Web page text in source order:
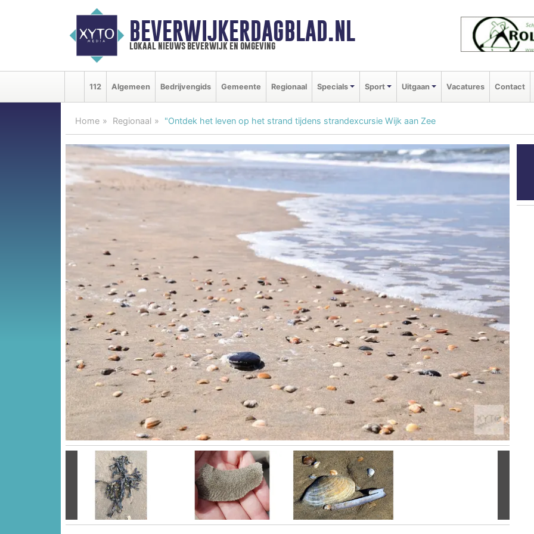
BEVERWIJKERDAGBLAD.NL
lokaal nieuws beverwijk en omgeving
112 Algemeen Bedrijvengids Gemeente Regionaal Specials Sport Uitgaan Vacatures Contact
Home Regionaal "Ontdek het leven op het strand tijdens strandexcursie Wijk aan Zee
Vorige